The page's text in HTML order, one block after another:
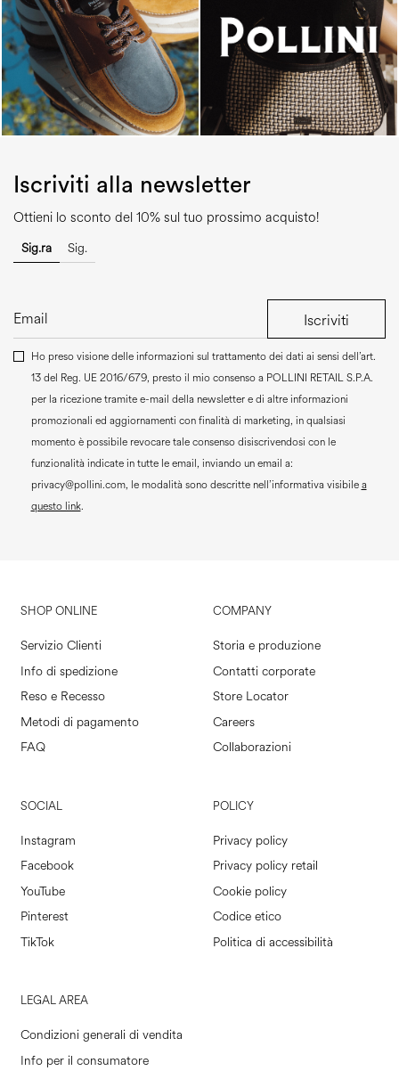
Iscriviti alla newsletter
Ottieni lo sconto del 10% sul tuo prossimo acquisto!
Sig.ra Sig.
Iscriviti
Ho preso visione delle informazioni sul trattamento dei dati ai sensi dell’art.
13 del Reg. UE 2016/679, presto il mio consenso a POLLINI RETAIL S.P.A.
per la ricezione tramite e-mail della newsletter e di altre informazioni
promozionali ed aggiornamenti con finalità di marketing, in qualsiasi
momento è possibile revocare tale consenso disiscrivendosi con le
funzionalità indicate in tutte le email, inviando un email a:
privacy@pollini.com, le modalità sono descritte nell’informativa visibilea
questo link.
SHOP ONLINE
Servizio Clienti
Info di spedizione
Reso e Recesso
Metodi di pagamento
FAQ
COMPANY
Storia e produzione
Contatti corporate
Store Locator
Careers
Collaborazioni
SOCIAL
Instagram
Facebook
YouTube
Pinterest
TikTok
POLICY
Privacy policy
Privacy policy retail
Cookie policy
Codice etico
Politica di accessibilità
LEGAL AREA
Condizioni generali di vendita
Info per il consumatore